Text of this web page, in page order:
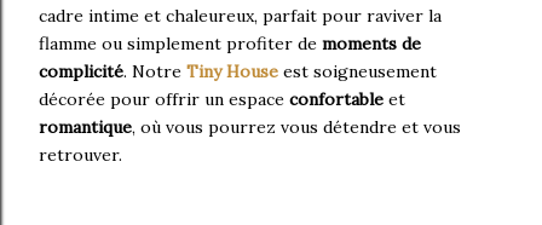
cadre intime et chaleureux, parfait pour raviver la
flamme ou simplement profiter de moments de
complicité. Notre Tiny House est soigneusement
décorée pour offrir un espace confortable et
romantique, où vous pourrez vous détendre et vous
retrouver.